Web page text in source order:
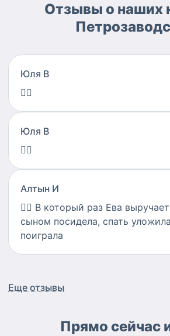
Отзывы о наших
Юля В
👍🏻
Юля В
👍🏻
Алтын И
👍🏻 В который раз Ева
сыном посидела, спать
поиграла
Еще отзывы
Прямо сейчас